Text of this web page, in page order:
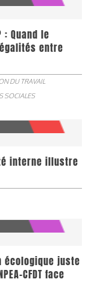
Quand le
entre
DU TRAVAIL
SOCIALES
interne illustre
juste
CFDT face